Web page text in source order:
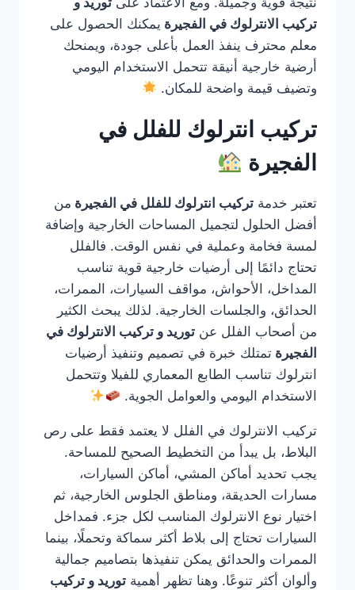
تركيب الانترلوك في الفجيرة يمكنك الحصول على
معلم محترف ينفذ العمل بأعلى جودة، ويمنحك
أرضية خارجية أنيقة تتحمل الاستخدام اليومي
وتضيف قيمة واضحة للمكان.
تركيب انترلوك للفلل في
الفجيرة
تعتبر خدمة تركيب انترلوك للفلل في الفجيرة من
أفضل الحلول لتجميل المساحات الخارجية وإضافة
لمسة فخامة وعملية في نفس الوقت. فالفلل
تحتاج دائمًا إلى أرضيات خارجية قوية تناسب
المداخل، الأحواش، مواقف السيارات، الممرات،
الحدائق، والجلسات الخارجية. لذلك يبحث الكثير
من أصحاب الفلل عن توريد و تركيب الانترلوك في
الفجيرة تمتلك خبرة في تصميم وتنفيذ أرضيات
انترلوك تناسب الطابع المعماري للفيلا وتتحمل
الاستخدام اليومي والعوامل الجوية.
تركيب الانترلوك في الفلل لا يعتمد فقط على رص
البلاط، بل يبدأ من التخطيط الصحيح للمساحة.
يجب تحديد أماكن المشي، أماكن السيارات،
مسارات الحديقة، ومناطق الجلوس الخارجية، ثم
اختيار نوع الانترلوك المناسب لكل جزء. فمداخل
السيارات تحتاج إلى بلاط أكثر سماكة وتحملًا، بينما
الممرات والحدائق يمكن تنفيذها بتصاميم جمالية
وألوان أكثر تنوعًا. وهنا تظهر أهمية توريد و تركيب